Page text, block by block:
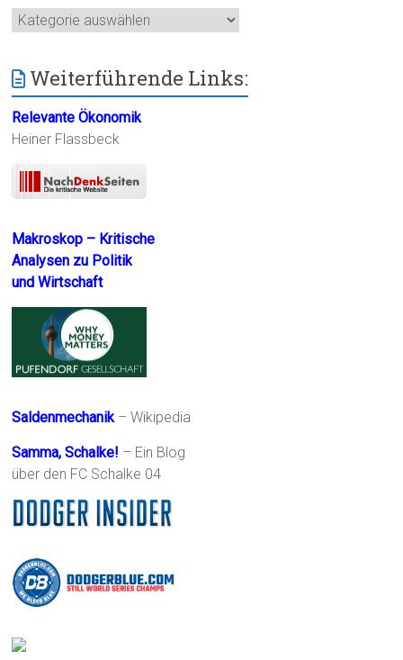
Kategorien
Weiterführende Links:
Relevante Ökonomik
Heiner Flassbeck
Makroskop – Kritische
Analysen zu Politik
und Wirtschaft
Saldenmechanik– Wikipedia
Samma, Schalke! – Ein Blog
über den FC Schalke 04